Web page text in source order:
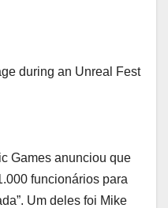
Games anunciou que
funcionários para
Um deles foi Mike